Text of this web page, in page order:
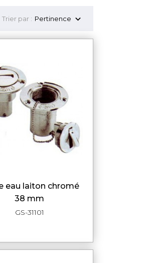
Trier par : Pertinence 
APERÇU RAPIDE
38 mm
GS-31101